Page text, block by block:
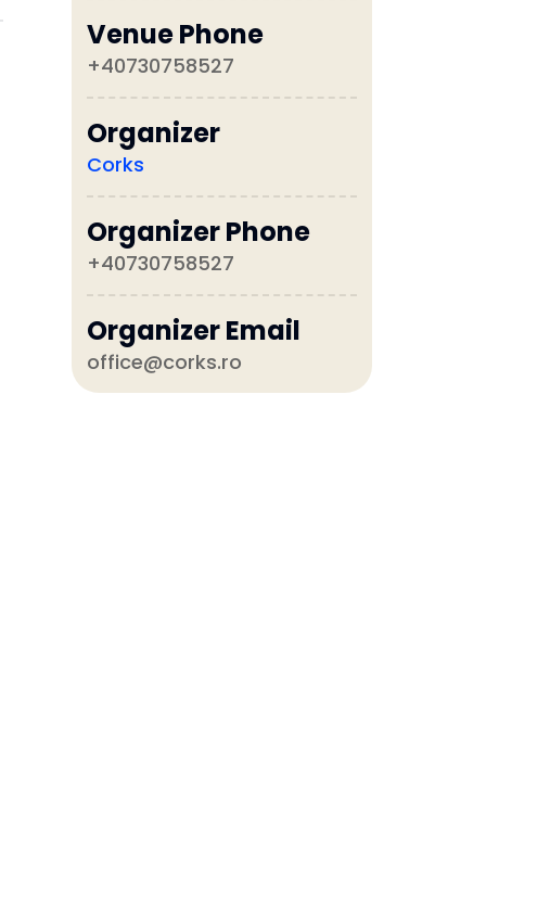
Venue Phone
+40730758527
Organizer
Corks
Organizer Phone
+40730758527
Organizer Email
office@corks.ro